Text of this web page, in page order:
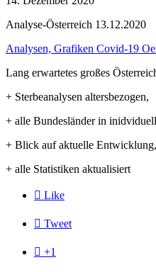
Analyse-Österreich 13.12.2020
Analysen, Grafiken Covid-19
Lang erwartetes großes
+ Sterbeanalysen altersbezogen,
+ alle Bundesländer in
+ Blick auf aktuelle Entwicklung,
+ alle Statistiken aktualisiert
 Like
 Tweet
 +1